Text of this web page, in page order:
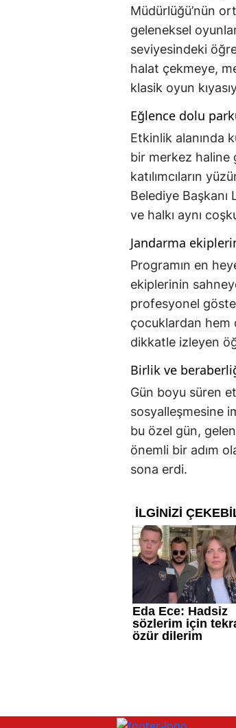
Müdürlüğü’nün
geleneksel
seviyesindeki
halat çekmeye,
klasik oyun
Eğlence dolu
Etkinlik alanında
bir merkez haline
katılımcıların
Belediye Başkanı
ve halkı aynı
Jandarma
Programın en
ekiplerinin
profesyonel
çocuklardan hem
dikkatle izleyen
Birlik ve
Gün boyu süren
sosyalleşmesine
bu özel gün,
önemli bir adım
sona erdi.